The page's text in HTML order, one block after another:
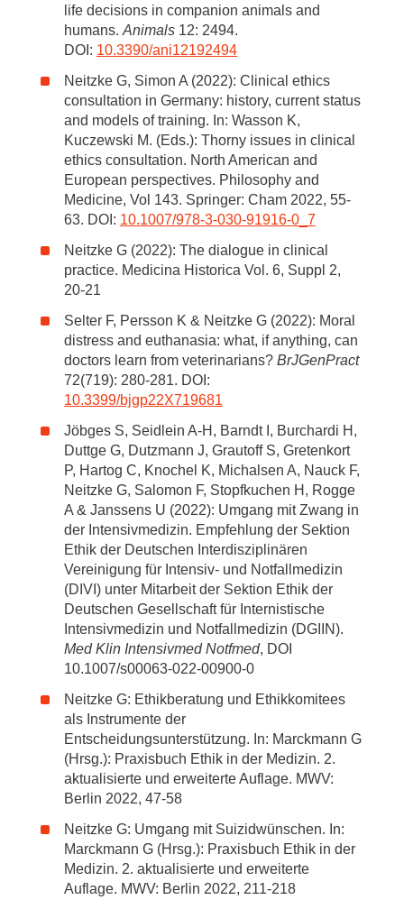
life decisions in companion animals and
humans. Animals 12: 2494.
DOI: 10.3390/ani12192494
Neitzke G, Simon A (2022): Clinical ethics
consultation in Germany: history, current status
and models of training. In: Wasson K,
Kuczewski M. (Eds.): Thorny issues in clinical
ethics consultation. North American and
European perspectives. Philosophy and
Medicine, Vol 143. Springer: Cham 2022, 55-
63. DOI: 10.1007/978-3-030-91916-0_7
Neitzke G (2022): The dialogue in clinical
practice. Medicina Historica Vol. 6, Suppl 2,
20-21
Selter F, Persson K & Neitzke G (2022): Moral
distress and euthanasia: what, if anything, can
doctors learn from veterinarians? BrJGenPract
72(719): 280-281. DOI:
10.3399/bjgp22X719681
Jöbges S, Seidlein A-H, Barndt I, Burchardi H,
Duttge G, Dutzmann J, Grautoff S, Gretenkort
P, Hartog C, Knochel K, Michalsen A, Nauck F,
Neitzke G, Salomon F, Stopfkuchen H, Rogge
A & Janssens U (2022): Umgang mit Zwang in
der Intensivmedizin. Empfehlung der Sektion
Ethik der Deutschen Interdisziplinären
Vereinigung für Intensiv- und Notfallmedizin
(DIVI) unter Mitarbeit der Sektion Ethik der
Deutschen Gesellschaft für Internistische
Intensivmedizin und Notfallmedizin (DGIIN).
Med Klin Intensivmed Notfmed, DOI
10.1007/s00063-022-00900-0
Neitzke G: Ethikberatung und Ethikkomitees
als Instrumente der
Entscheidungsunterstützung. In: Marckmann G
(Hrsg.): Praxisbuch Ethik in der Medizin. 2.
aktualisierte und erweiterte Auflage. MWV:
Berlin 2022, 47-58
Neitzke G: Umgang mit Suizidwünschen. In:
Marckmann G (Hrsg.): Praxisbuch Ethik in der
Medizin. 2. aktualisierte und erweiterte
Auflage. MWV: Berlin 2022, 211-218